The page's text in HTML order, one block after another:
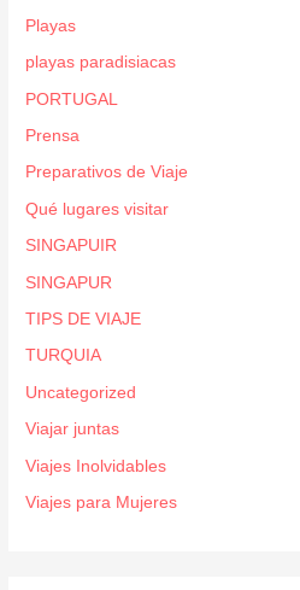
Playas
playas paradisiacas
PORTUGAL
Prensa
Preparativos de Viaje
Qué lugares visitar
SINGAPUIR
SINGAPUR
TIPS DE VIAJE
TURQUIA
Uncategorized
Viajar juntas
Viajes Inolvidables
Viajes para Mujeres